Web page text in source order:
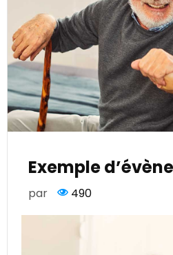
Exemple
par 490